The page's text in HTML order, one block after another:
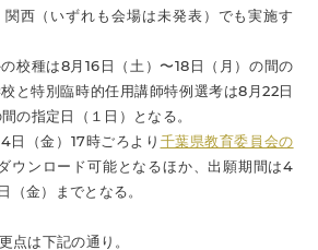
西（いずれも会場は未発表）でも実施す
校種は8月16日（土）〜18日（月）の間の
と特別臨時的任用講師特例選考は8月22日
の指定日（１日）となる。
日（金）17時ごろより 千葉県教育委員会の
ウンロード可能となるほか、出願期間は4
（金）までとなる。
点は下記の通り。